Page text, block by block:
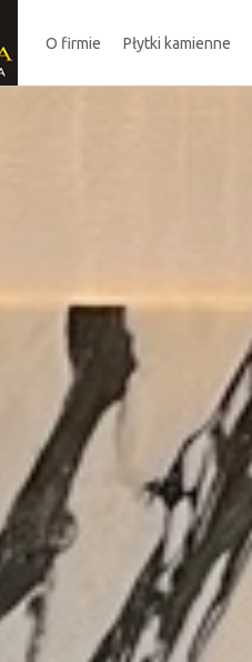
O firmie Płytki kamienne